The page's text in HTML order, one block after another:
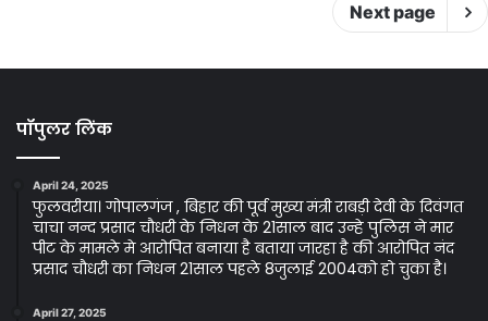
Next page
पॉपुलर लिंक
April 24, 2025
फुलवरीया। गोपालगंज , बिहार की पूर्व मुख्य मंत्री राबड़ी देवी के दिवंगत
चाचा नन्द प्रसाद चौधरी के निधन के 21साल बाद उन्हे पुलिस ने मार
पीट के मामले मे आरोपित बनाया है बताया जारहा है की आरोपित नंद
प्रसाद चौधरी का निधन 21साल पहले 8जुलाई 2004को हो चुका है।
April 27, 2025